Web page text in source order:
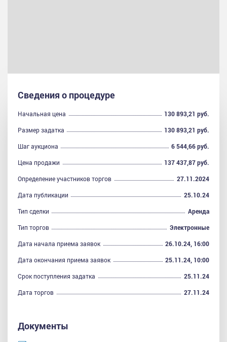
Сведения о процедуре
Начальная цена
130 893,21 руб.
Размер задатка
130 893,21 руб.
Шаг аукциона
6 544,66 руб.
Цена продажи
137 437,87 руб.
Определение участников торгов
27.11.2024
Дата публикации
25.10.24
Тип сделки
Аренда
Тип торгов
Электронные
Дата начала приема заявок
26.10.24, 16:00
Дата окончания приема заявок
25.11.24, 10:00
Срок поступления задатка
25.11.24
Дата торгов
27.11.24
Документы